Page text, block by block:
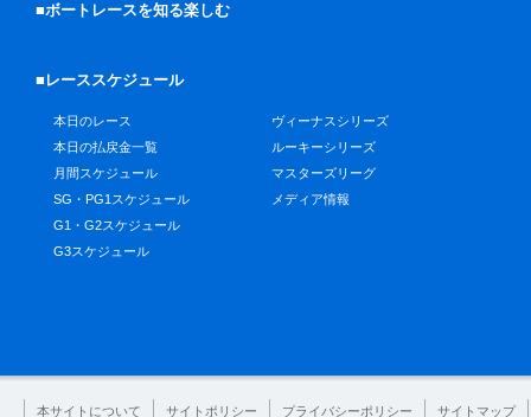
■ボートレースを知る楽しむ
■レーススケジュール
本日のレース
本日の払戻金一覧
月間スケジュール
SG・PG1スケジュール
G1・G2スケジュール
G3スケジュール
ヴィーナスシリーズ
ルーキーシリーズ
マスターズリーグ
メディア情報
本サイトについて サイトポリシー プライバシーポリシー サイトマップ